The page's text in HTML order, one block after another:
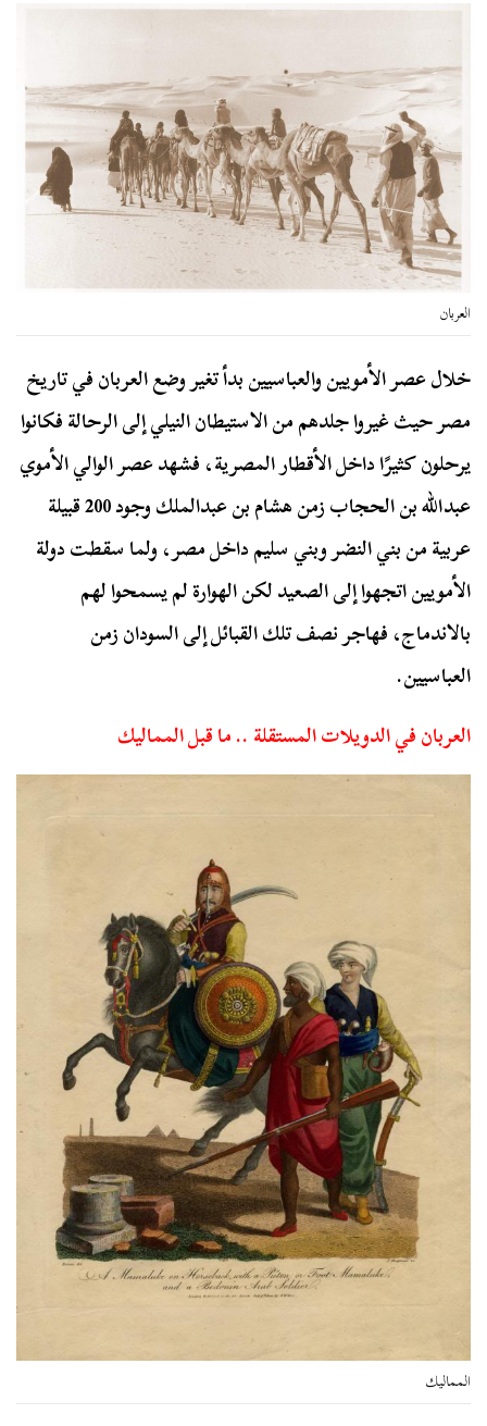
العربان
خلال عصر الأمويين والعباسيين بدأ تغير وضع العربان في تاريخ
مصر حيث غيروا جلدهم من الاستيطان النيلي إلى الرحالة فكانوا
يرحلون كثيرًا داخل الأقطار المصرية، فشهد عصر الوالي الأموي
عبدالله بن الحجاب زمن هشام بن عبدالملك وجود 200 قبيلة
عربية من بني النضر وبني سليم داخل مصر، ولما سقطت دولة
الأمويين اتجهوا إلى الصعيد لكن الهوارة لم يسمحوا لهم
بالاندماج، فهاجر نصف تلك القبائل إلى السودان زمن
العباسيين.
العربان في الدويلات المستقلة .. ما قبل المماليك
المماليك